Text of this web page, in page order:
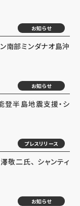
お知らせ
南部ミンダナオ島沖
お知らせ
登半島地震支援・シ
プレスリリース
敬二氏、 シャンティ
お知らせ